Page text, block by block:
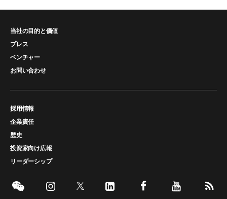
当社の目的と価値
プレス
ベンチャー
お問い合わせ
採用情報
企業責任
歴史
投資家向け広報
リーダーシップ